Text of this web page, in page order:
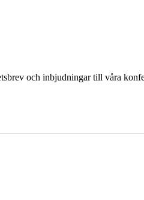
och inbjudningar till våra